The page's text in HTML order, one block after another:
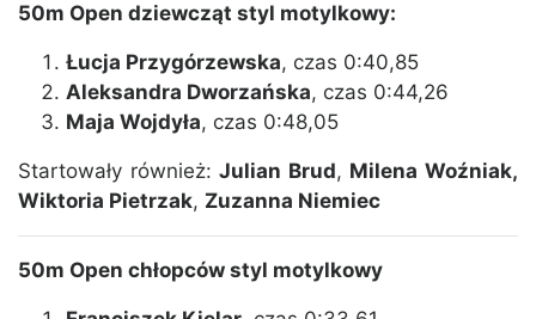
50m Open dziewcząt styl motylkowy:
Łucja Przygórzewska, czas 0:40,85
Aleksandra Dworzańska, czas 0:44,26
Maja Wojdyła, czas 0:48,05
Startowały również:Julian Brud, Milena Woźniak,
Wiktoria Pietrzak, Zuzanna Niemiec
50m Open chłopców styl motylkowy